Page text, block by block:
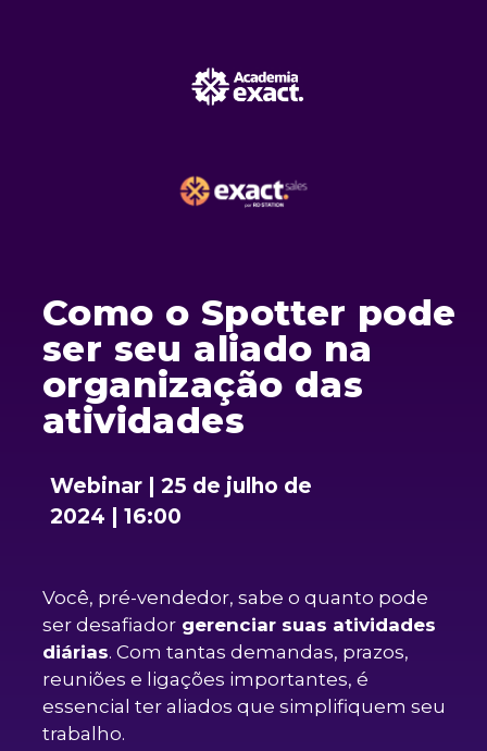
Como o Spotter pode
ser seu aliado na
organização das
atividades
Webinar | 25 de julho de
2024 | 16:00
Você, pré-vendedor, sabe o quanto pode
ser desafiador gerenciar suas atividades
diárias. Com tantas demandas, prazos,
reuniões e ligações importantes, é
essencial ter aliados que simplifiquem seu
trabalho.